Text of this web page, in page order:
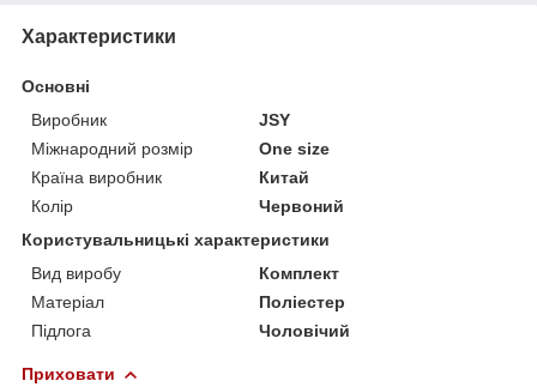
Характеристики
Основні
Виробник
JSY
Міжнародний розмір
One size
Країна виробник
Китай
Колір
Червоний
Користувальницькі характеристики
Вид виробу
Комплект
Матеріал
Поліестер
Підлога
Чоловічий
Приховати